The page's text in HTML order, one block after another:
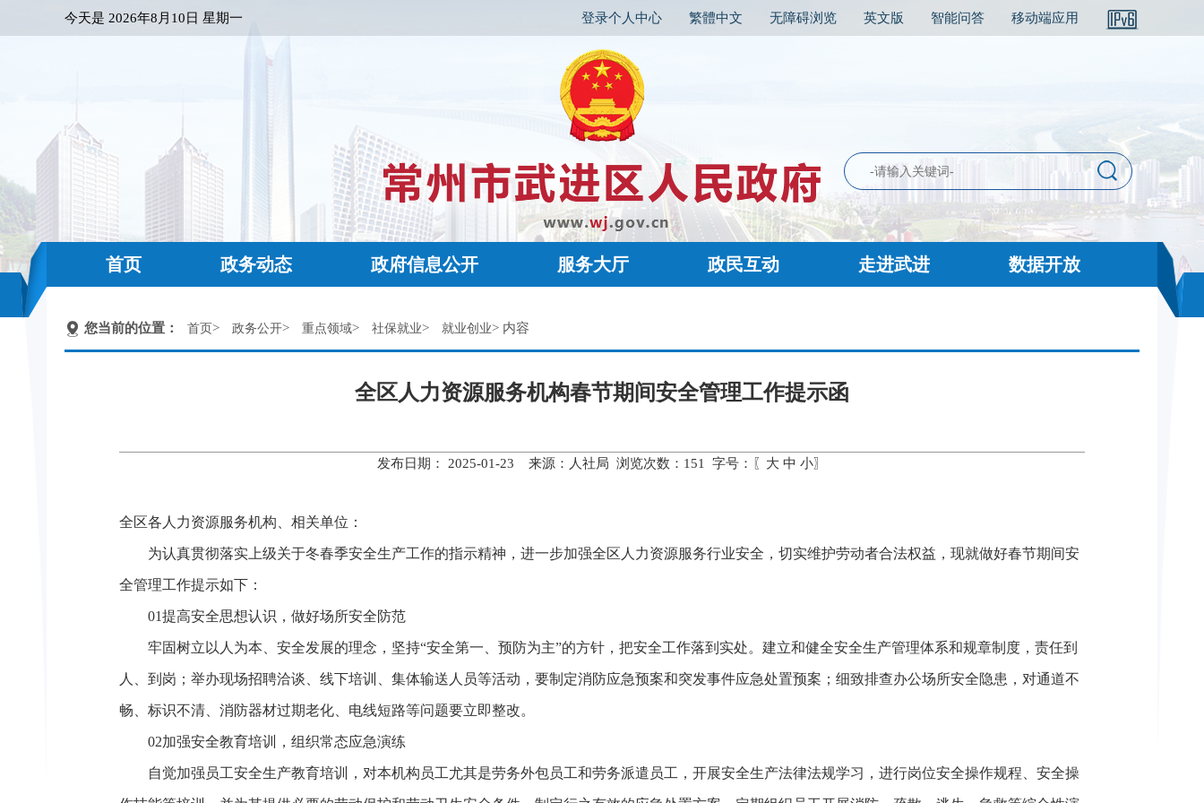
今天是 2026年8月10日 星期一 登录个人中心 繁體中文 无障碍浏览 英文版 智能问答 移动端应用
首页 政务动态 政府信息公开 服务大厅 政民互动 走进武进 数据开放
您当前的位置： 首页> 政务公开> 重点领域> 社保就业> 就业创业> 内容
全区人力资源服务机构春节期间安全管理工作提示函
发布日期： 2025-01-23 来源：人社局 浏览次数： 151 字号：〖 大 中 小〗
全区各人力资源服务机构、相关单位：
为认真贯彻落实上级关于冬春季安全生产工作的指示精神，进一步加强全区人力资源服务行业安全，切实维护劳动者合法权益，现就做好春节期间安
全管理工作提示如下：
01提高安全思想认识，做好场所安全防范
牢固树立以人为本、安全发展的理念，坚持“安全第一、预防为主”的方针，把安全工作落到实处。建立和健全安全生产管理体系和规章制度，责任到
人、到岗；举办现场招聘洽谈、线下培训、集体输送人员等活动，要制定消防应急预案和突发事件应急处置预案；细致排查办公场所安全隐患，对通道不
畅、标识不清、消防器材过期老化、电线短路等问题要立即整改。
02加强安全教育培训，组织常态应急演练
自觉加强员工安全生产教育培训，对本机构员工尤其是劳务外包员工和劳务派遣员工，开展安全生产法律法规学习，进行岗位安全操作规程、安全操